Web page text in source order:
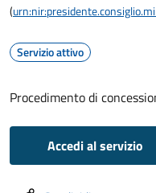
(
Servizio attivo
Procedimento di
Accedi al servizio